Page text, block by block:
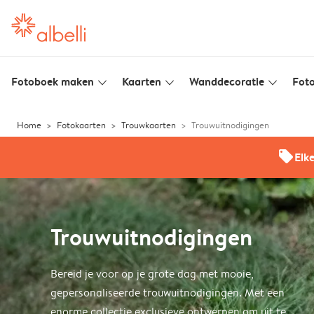
Fotoboek maken slim_arrow_down Kaarten slim_arrow_down Wanddecoratie slim_arrow_down
Home Fotokaarten Trouwkaarten Trouwuitnodigingen
offers
Trouwuitnodigingen
Bereid je voor op je grote dag met mooie,
gepersonaliseerde trouwuitnodigingen. Met een